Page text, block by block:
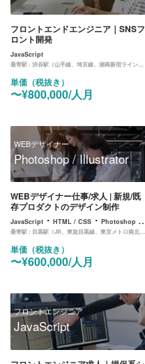
フロントエンドエンジニア｜SNSフ
ロント開発
JavaScript
最寄駅 : 渋谷駅（山手線、埼京線、湘南新宿ライン、東横線、田園都市線、銀座線、半蔵門線、副都心線）
単価（税抜き）
〜¥800,000/人月
WEBデザイナー
Photoshop / Illustrator
WEBデザイナー仕事/求人 | 新規/既
存プロダクトのデザイン制作
JavaScript ・ HTML / CSS ・ Photoshop / Illustrator
最寄駅 : 目黒駅（JR、東急目黒線、東京メトロ南北線、都営地下鉄三田線）
単価（税抜き）
〜¥600,000/人月
フロントエンジニア
JavaScript